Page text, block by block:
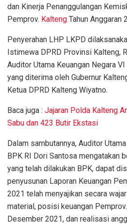
dan Kinerja Penanggulangan
Pemprov. Kalteng Tahun Anggaran
Penyerahan LHP LKPD
Istimewa DPRD Provinsi Kalteng,
Auditor Utama Keuangan Negara
yang diterima oleh Gubernur
Ketua DPRD Kalteng Wiyatno.
Baca juga : Jajaran Polda Kalteng
Sabu dan 423 Butir Ekstasi
Dalam sambutannya, Auditor
BPK RI Dori Santosa mengatakan
yang telah dilakukan BPK, dapat
penyusunan Laporan Keuangan
2021 telah menyajikan secara
material, posisi keuangan
Desember 2021, dan realisasi